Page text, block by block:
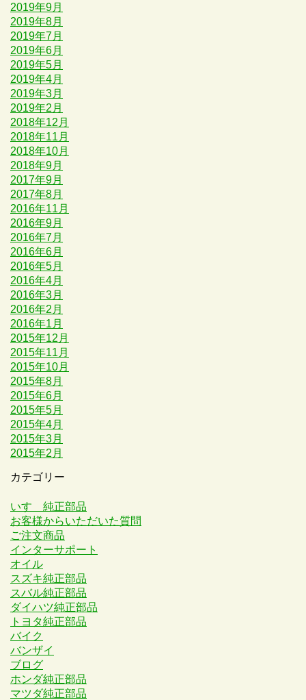
2019年9月
2019年8月
2019年7月
2019年6月
2019年5月
2019年4月
2019年3月
2019年2月
2018年12月
2018年11月
2018年10月
2018年9月
2017年9月
2017年8月
2016年11月
2016年9月
2016年7月
2016年6月
2016年5月
2016年4月
2016年3月
2016年2月
2016年1月
2015年12月
2015年11月
2015年10月
2015年8月
2015年6月
2015年5月
2015年4月
2015年3月
2015年2月
カテゴリー
いすゞ純正部品
お客様からいただいた質問
ご注文商品
インターサポート
オイル
スズキ純正部品
スバル純正部品
ダイハツ純正部品
トヨタ純正部品
バイク
バンザイ
ブログ
ホンダ純正部品
マツダ純正部品